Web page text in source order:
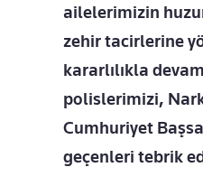
ailelerimizin
zehir tacirlerine
kararlılıkla
polislerimizi,
Cumhuriyet
geçenleri tebrik